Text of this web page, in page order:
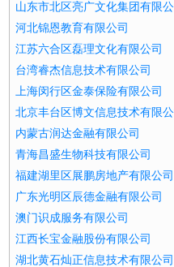
山东市北区亮广文化集团有限公
河北锦恩教育有限公司
江苏六合区磊理文化有限公司
台湾睿杰信息技术有限公司
上海闵行区金泰保险有限公司
北京丰台区博文信息技术有限公
内蒙古润达金融有限公司
青海昌盛生物科技有限公司
福建湖里区展鹏房地产有限公司
广东光明区辰德金融有限公司
澳门识成服务有限公司
江西长宝金融股份有限公司
湖北黄石灿正信息技术有限公司